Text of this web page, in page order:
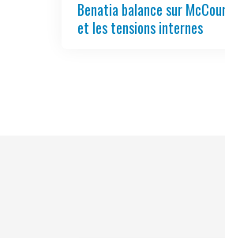
Benatia balance sur
et les tensions internes